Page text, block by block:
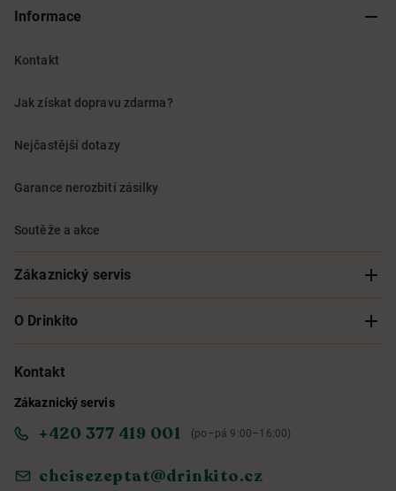
Informace
Kontakt
Jak získat dopravu zdarma?
Nejčastější dotazy
Garance nerozbití zásilky
Soutěže a akce
Zákaznický servis
Sledování objednávky
Obchodní podmínky
Ochrana osobních údajů
Reklamace a vrácení
O Drinkito
O nás
Informace o přístupnosti služby
Kontakt
Zákaznický servis
+420 377 419 001 (po–pá 9:00–16:00)
chcisezeptat@drinkito.cz